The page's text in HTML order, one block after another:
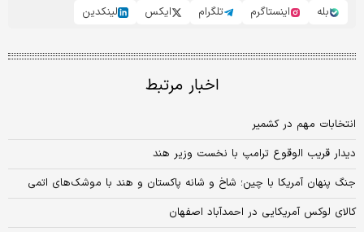
بله
اینستاگرم تلگرام ایکس لینکدین
اخبار مرتبط
انتخابات مهم در کشمیر
دیدار قریب الوقوع ترامپ با نخست وزیر هند
جنگ پنهان آمریکا با چین؛ شاخ و شانه پاکستان و هند با موشک‌های اتمی
کالای لوکس آمریکایی در احمدآباد اصفهان